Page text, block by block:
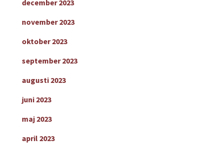
december 2023
november 2023
oktober 2023
september 2023
augusti 2023
juni 2023
maj 2023
april 2023